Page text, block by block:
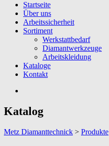
Startseite
Über uns
Arbeitssicherheit
Sortiment
Werkstattbedarf
Diamantwerkzeuge
Arbeitskleidung
Kataloge
Kontakt
Katalog
Metz Diamanttechnick > Produkte